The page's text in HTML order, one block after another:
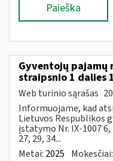
Paieška
Gyventojų pajamų
straipsnio 1 dalies
Web turinio sąrašas
Informuojame, kad
Lietuvos Respublikos
įstatymo Nr. IX-1007 6,
27, 29, 34...
Metai: 2025 Mokesčiai: